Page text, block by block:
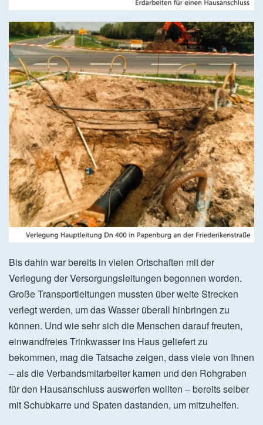
Bis dahin war bereits in vielen Ortschaften mit der
Verlegung der Versorgungsleitungen begonnen worden.
Große Transportleitungen mussten über weite Strecken
verlegt werden, um das Wasser überall hinbringen zu
können. Und wie sehr sich die Menschen darauf freuten,
einwandfreies Trinkwasser ins Haus geliefert zu
bekommen, mag die Tatsache zeigen, dass viele von Ihnen
– als die Verbandsmitarbeiter kamen und den Rohgraben
für den Hausanschluss auswerfen wollten – bereits selber
mit Schubkarre und Spaten dastanden, um mitzuhelfen.